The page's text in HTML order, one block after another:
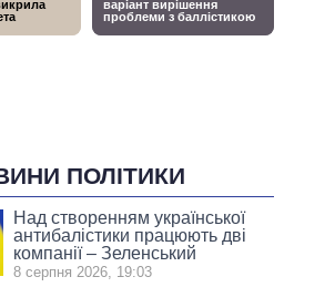
ПОЛІТИКИ
Над створенням української
антибалістики працюють дві
компанії – Зеленський
8 серпня 2026, 19:03